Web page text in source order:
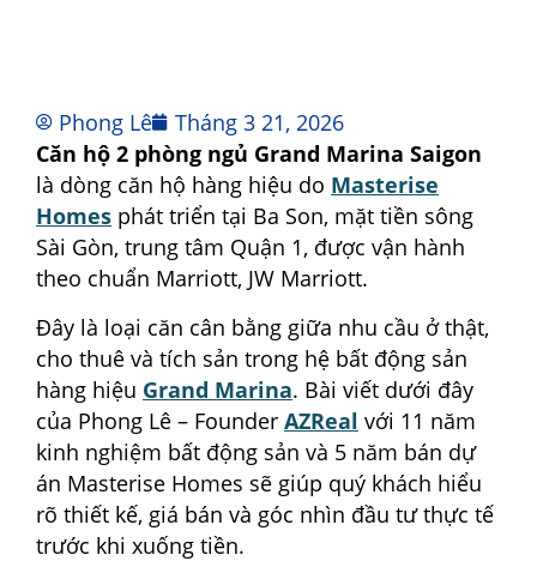
Phong Lê
Tháng 3 21, 2026
Căn hộ 2 phòng ngủ Grand Marina Saigon
là dòng căn hộ hàng hiệu do Masterise
Homes phát triển tại Ba Son, mặt tiền sông
Sài Gòn, trung tâm Quận 1, được vận hành
theo chuẩn Marriott, JW Marriott.
Đây là loại căn cân bằng giữa nhu cầu ở thật,
cho thuê và tích sản trong hệ bất động sản
hàng hiệu Grand Marina. Bài viết dưới đây
của Phong Lê – Founder AZReal với 11 năm
kinh nghiệm bất động sản và 5 năm bán dự
án Masterise Homes sẽ giúp quý khách hiểu
rõ thiết kế, giá bán và góc nhìn đầu tư thực tế
trước khi xuống tiền.